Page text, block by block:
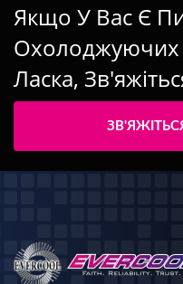
Якщо У Вас Є
Охолоджуючих
Ласка,